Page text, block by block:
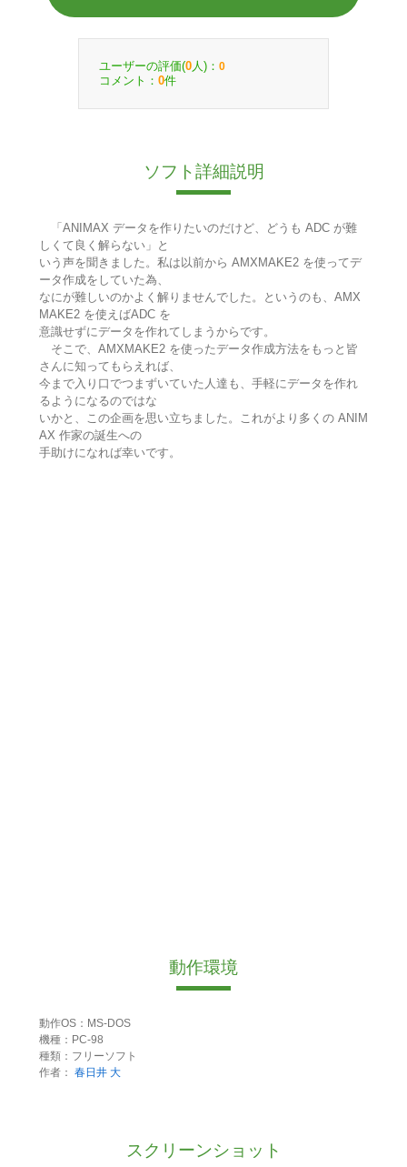
ユーザーの評価(0 人)： 0
コメント： 0件
ソフト詳細説明
「ANIMAX データを作りたいのだけど、どうも ADC が難
しくて良く解らない」と
いう声を聞きました。私は以前から AMXMAKE2 を使ってデ
ータ作成をしていた為、
なにが難しいのかよく解りませんでした。というのも、AMX
MAKE2 を使えばADC を
意識せずにデータを作れてしまうからです。
そこで、AMXMAKE2 を使ったデータ作成方法をもっと皆
さんに知ってもらえれば、
今まで入り口でつまずいていた人達も、手軽にデータを作れ
るようになるのではな
いかと、この企画を思い立ちました。これがより多くの ANIM
AX 作家の誕生への
手助けになれば幸いです。
動作環境
動作OS：MS-DOS
機種：PC-98
種類：フリーソフト
作者： 春日井 大
スクリーンショット